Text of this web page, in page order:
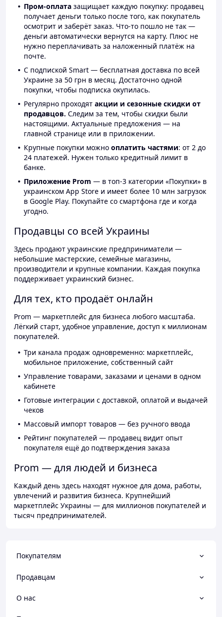
Пром-оплата защищает каждую покупку: продавец
получает деньги только после того, как покупатель
осмотрит и заберёт заказ. Что-то пошло не так —
деньги автоматически вернутся на карту. Плюс не
нужно переплачивать за наложенный платёж на
почте.
С подпиской Smart — бесплатная доставка по всей
Украине за 50 грн в месяц. Достаточно одной
покупки, чтобы подписка окупилась.
Регулярно проходят акции и сезонные скидки от
продавцов. Следим за тем, чтобы скидки были
настоящими. Актуальные предложения — на
главной странице или в приложении.
Крупные покупки можно оплатить частями: от 2 до
24 платежей. Нужен только кредитный лимит в
банке.
Приложение Prom — в топ-3 категории «Покупки» в
украинском App Store и имеет более 10 млн загрузок
в Google Play. Покупайте со смартфона где и когда
угодно.
Продавцы со всей Украины
Здесь продают украинские предприниматели —
небольшие мастерские, семейные магазины,
производители и крупные компании. Каждая покупка
поддерживает украинский бизнес.
Для тех, кто продаёт онлайн
Prom — маркетплейс для бизнеса любого масштаба.
Лёгкий старт, удобное управление, доступ к миллионам
покупателей.
Три канала продаж одновременно: маркетплейс,
мобильное приложение, собственный сайт
Управление товарами, заказами и ценами в одном
кабинете
Готовые интеграции с доставкой, оплатой и выдачей
чеков
Массовый импорт товаров — без ручного ввода
Рейтинг покупателей — продавец видит опыт
покупателя ещё до подтверждения заказа
Prom — для людей и бизнеса
Каждый день здесь находят нужное для дома, работы,
увлечений и развития бизнеса. Крупнейший
маркетплейс Украины — для миллионов покупателей и
тысяч предпринимателей.
Покупателям
Продавцам
О нас